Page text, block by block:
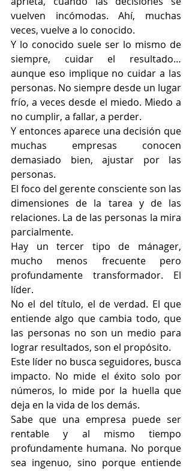
vuelven incómodas. Ahí, muchas
veces, vuelve a lo conocido.
Y lo conocido suele ser lo mismo de
siempre, cuidar el resultado…
aunque eso implique no cuidar a las
personas. No siempre desde un lugar
frío, a veces desde el miedo. Miedo a
no cumplir, a fallar, a perder.
Y entonces aparece una decisión que
muchas empresas conocen
demasiado bien, ajustar por las
personas.
El foco del gerente consciente son las
dimensiones de la tarea y de las
relaciones. La de las personas la mira
parcialmente.
Hay un tercer tipo de mánager,
mucho menos frecuente pero
profundamente transformador. El
líder.
No el del título, el de verdad. El que
entiende algo que cambia todo, que
las personas no son un medio para
lograr resultados, son el propósito.
Este líder no busca seguidores, busca
impacto. No mide el éxito solo por
números, lo mide por la huella que
deja en la vida de los demás.
Sabe que una empresa puede ser
rentable y al mismo tiempo
profundamente humana. No porque
sea ingenuo, sino porque entiende